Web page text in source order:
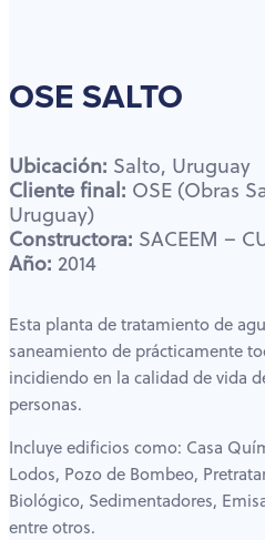
OSE SALTO
Ubicación: Salto, Uruguay
Cliente final: OSE (Obras
Uruguay)
Constructora: SACEEM –
Año: 2014
Esta planta de tratamiento de
saneamiento de prácticamente
incidiendo en la calidad de vida
personas.
Incluye edificios como: Casa
Lodos, Pozo de Bombeo,
Biológico, Sedimentadores,
entre otros.